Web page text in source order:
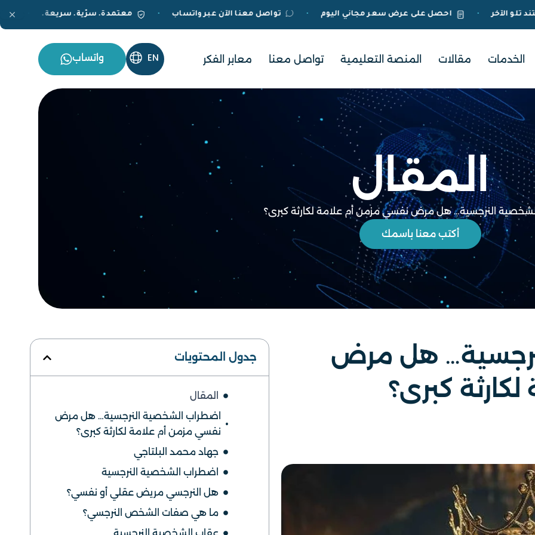
معتمدة. سرّية. سريعة. • تواصل معنا الآن عبر واتساب • احصل على عرض سعر مجاني اليوم • مستند تلو الآخر
الخدمات مقالات المنصة التعليمية تواصل معنا معابر الفكر واتساب
المقال
النرجسية… هل مرض نفسي مزمن أم علامة لكارثة كبرى؟
أكتب معنا باسمك
هل مرض
كبرى؟
جدول المحتويات
المقال
اضطراب الشخصية النرجسية… هل مرض
نفسي مزمن أم علامة لكارثة كبرى؟
جهاد محمد البلتاجي
اضطراب الشخصية النرجسية
هل النرجسي مريض عقلي أو نفسي؟
ما هي صفات الشخص النرجسي؟